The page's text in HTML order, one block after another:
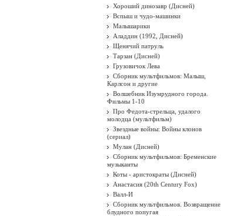
Хороший динозавр (Дисней)
Вспыш и чудо-машинки
Малышарики
Аладдин (1992, Дисней)
Щенячий патруль
Тарзан (Дисней)
Грузовичок Лева
Сборник мультфильмов: Малыш,
Карлсон и другие
Волшебник Изумрудного города.
Фильмы 1-10
Про Федота-стрельца, удалого
молодца (мультфильм)
Звездные войны: Войны клонов
(сериал)
Мулан (Дисней)
Сборник мультфильмов: Бременские
музыканты
Коты - аристократы (Дисней)
Анастасия (20th Century Fox)
Валл-И
Сборник мультфильмов. Возвращение
блудного попугая